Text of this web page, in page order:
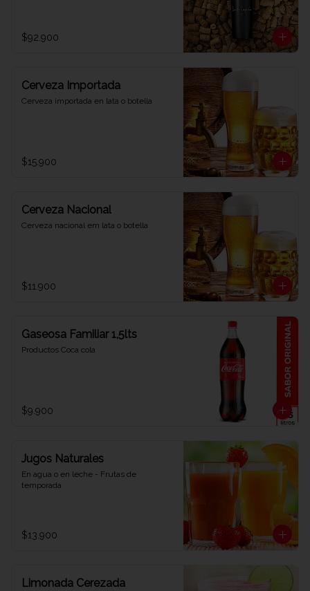
$92.900
Cerveza Importada
Cerveza importada en lata o botella
$15.900
Cerveza Nacional
Cerveza nacional em lata o botella
$11.900
Gaseosa Familiar 1,5lts
Productos Coca cola
$9.900
Jugos Naturales
En agua o en leche - Frutas de
temporada
$13.900
Limonada Cerezada